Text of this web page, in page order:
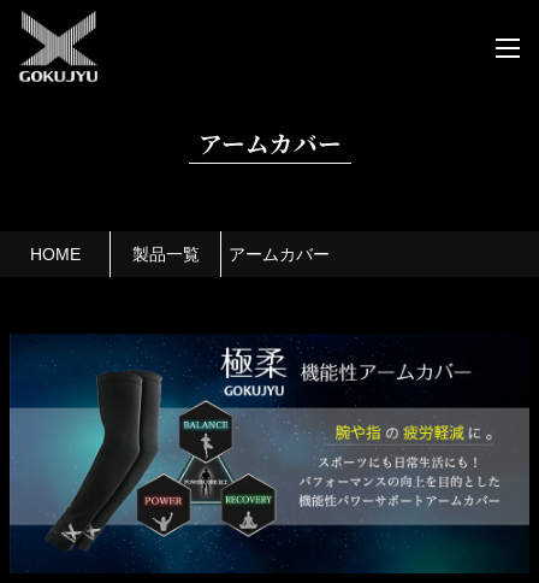
アームカバー
HOME 製品一覧 アームカバー